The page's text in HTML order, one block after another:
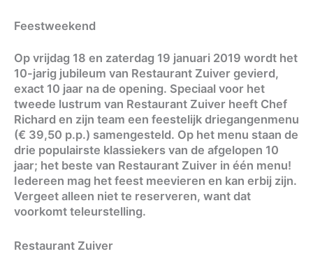
Feestweekend
Op vrijdag 18 en zaterdag 19 januari 2019 wordt het
10-jarig jubileum van Restaurant Zuiver gevierd,
exact 10 jaar na de opening. Speciaal voor het
tweede lustrum van Restaurant Zuiver heeft Chef
Richard en zijn team een feestelijk driegangenmenu
(€ 39,50 p.p.) samengesteld. Op het menu staan de
drie populairste klassiekers van de afgelopen 10
jaar; het beste van Restaurant Zuiver in één menu!
Iedereen mag het feest meevieren en kan erbij zijn.
Vergeet alleen niet te reserveren, want dat
voorkomt teleurstelling.
Restaurant Zuiver